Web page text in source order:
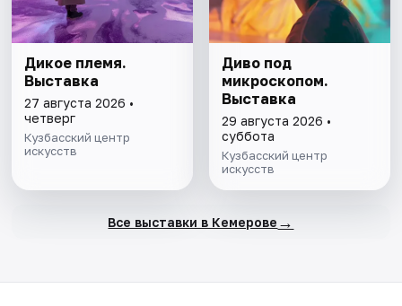
Дикое племя.
Выставка
27 августа 2026 •
четверг
Кузбасский центр
искусств
Диво под
микроскопом.
Выставка
29 августа 2026 •
суббота
Кузбасский центр
искусств
Все выставки в Кемерове →